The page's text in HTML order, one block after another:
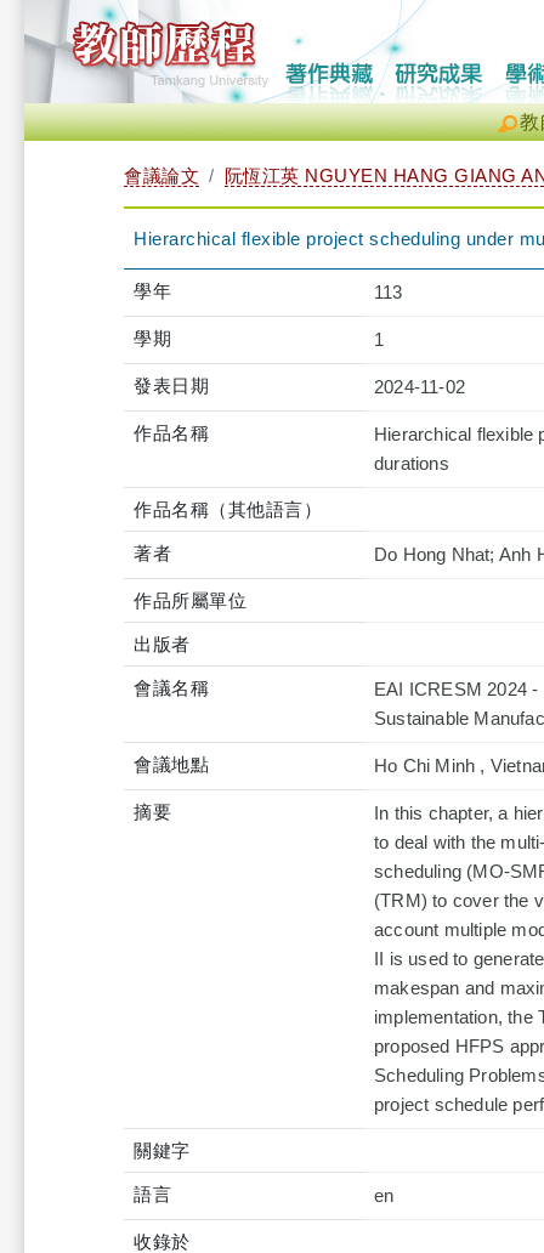
教
會議論文 阮恆江英 NGUYEN HANG GIANG
Hierarchical flexible project scheduling under
學年 113
學期 1
發表日期 2024-11-02
作品名稱
Hierarchical flexible
durations
作品名稱（其他語言）
著者 Do Hong Nhat; Anh
作品所屬單位
出版者
會議名稱
EAI ICRESM 2024
Sustainable
會議地點 Ho Chi Minh ,
摘要
In this chapter, a
to deal with the
scheduling (MO-
(TRM) to cover the
account multiple
II is used to
makespan and
implementation, the
proposed HFPS
Scheduling
project schedule
關鍵字
語言 en
收錄於